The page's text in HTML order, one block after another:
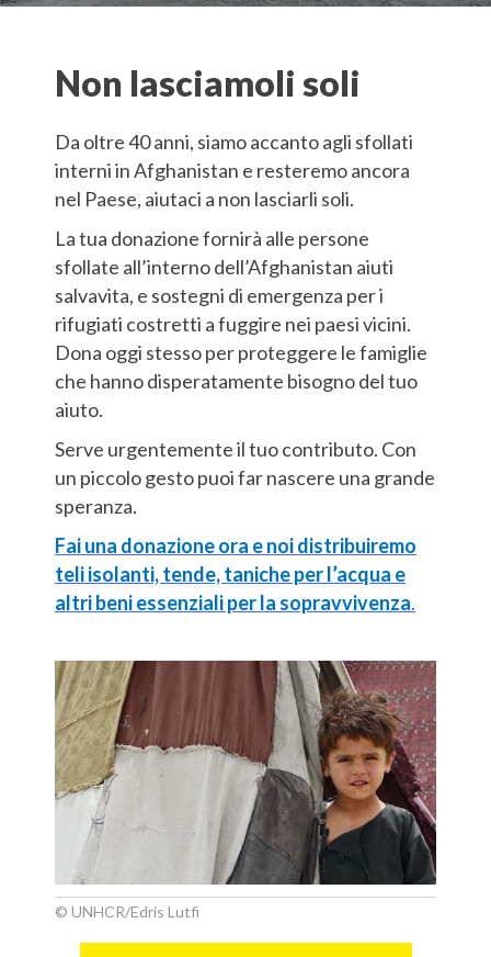
Non lasciamoli soli
Da oltre 40 anni, siamo accanto agli sfollati
interni in Afghanistan e resteremo ancora
nel Paese, aiutaci a non lasciarli soli.
La tua donazione fornirà alle persone
sfollate all’interno dell’Afghanistan aiuti
salvavita, e sostegni di emergenza per i
rifugiati costretti a fuggire nei paesi vicini.
Dona oggi stesso per proteggere le famiglie
che hanno disperatamente bisogno del tuo
aiuto.
Serve urgentemente il tuo contributo. Con
un piccolo gesto puoi far nascere una grande
speranza.
Fai una donazione ora e noi distribuiremo
teli isolanti, tende, taniche per l’acqua e
altri beni essenziali per la sopravvivenza.
© UNHCR/Edris Lutfi